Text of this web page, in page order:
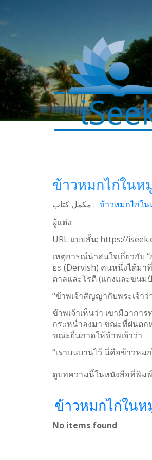
ข้าวหมกไก่ในห
مکمل کتاب : ข้าวหมกไก่ใ
ผู้แต่ง:
URL แบบสั้น: https://
เหตุการณ์น่าสนใจเกี่ยวกับ
ยะ (Dervish) คนหนึ่งได้มา
ดาลและโรตี (แกงและขนม
“ข้าพเจ้าสัญญากับพระเจ้า
ข้าพเจ้าเห็นว่า เขามีอากา
กระหน่ำลงมา ขณะที่ฝนตก
ขณะยื่นถาดให้ข้าพเจ้าว่า
“เราบนบานไว้ นี่คือข้าวหม
ดูบทความนี้ในหนังสือที่พิม
ข้าวหมกไก่ใน
No items found
WhatsApp